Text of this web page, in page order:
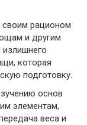
своим рационом
и другим
которая
подготовку.
основ
элементам,
веса и